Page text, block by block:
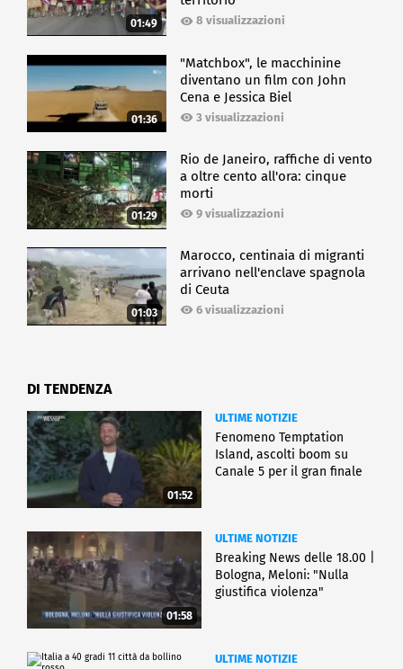
01:49 8 visualizzazioni
01:36
"Matchbox", le macchinine
diventano un film con John
Cena e Jessica Biel
3 visualizzazioni
01:29
Rio de Janeiro, raffiche di vento
a oltre cento all'ora: cinque
morti
9 visualizzazioni
01:03
Marocco, centinaia di migranti
arrivano nell'enclave spagnola
di Ceuta
6 visualizzazioni
DI TENDENZA
01:52
ULTIME NOTIZIE
Fenomeno Temptation
Island, ascolti boom su
Canale 5 per il gran finale
01:58
ULTIME NOTIZIE
Breaking News delle 18.00 |
Bologna, Meloni: "Nulla
giustifica violenza"
ULTIME NOTIZIE